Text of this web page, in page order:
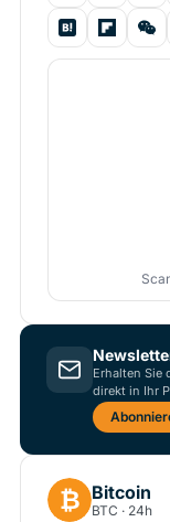
Erhalten Sie
direkt in Ihr
₿ Bitcoin
BTC · 24h